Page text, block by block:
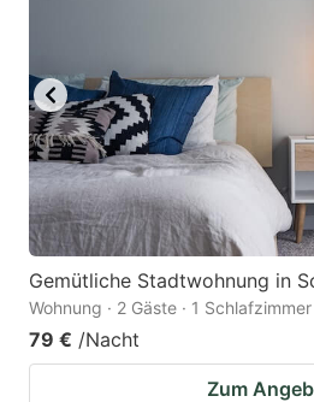
Gemütliche Stadtwohnung in
Wohnung · 2 Gäste · 1 Schlafzimmer
79 € /Nacht
Zum